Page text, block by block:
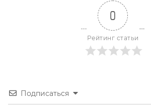
0
Рейтинг статьи
Подписаться